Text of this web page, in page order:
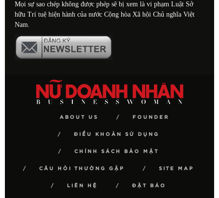
Mọi sự sao chép không được phép sẽ bị xem là vi phạm Luật Sở
hữu Trí tuệ hiện hành của nước Cộng hòa Xã hội Chủ nghĩa Việt
Nam.
ABOUT US FOUNDER
ĐIỀU KHOẢN SỬ DỤNG
CHÍNH SÁCH BẢO MẬT
CÂU HỎI THƯỜNG GẶP SITE MAP
LIÊN HỆ ĐẶT BÁO